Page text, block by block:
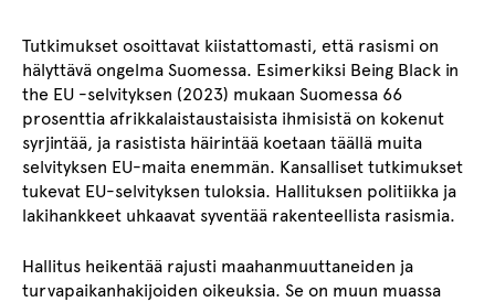
Tutkimukset osoittavat kiistattomasti, että rasismi on
hälyttävä ongelma Suomessa. Esimerkiksi Being Black in
the EU -selvityksen (2023) mukaan Suomessa 66
prosenttia afrikkalaistaustaisista ihmisistä on kokenut
syrjintää, ja rasistista häirintää koetaan täällä muita
selvityksen EU-maita enemmän. Kansalliset tutkimukset
tukevat EU-selvityksen tuloksia. Hallituksen politiikka ja
lakihankkeet uhkaavat syventää rakenteellista rasismia.
Hallitus heikentää rajusti maahanmuuttaneiden ja
turvapaikanhakijoiden oikeuksia. Se on muun muassa